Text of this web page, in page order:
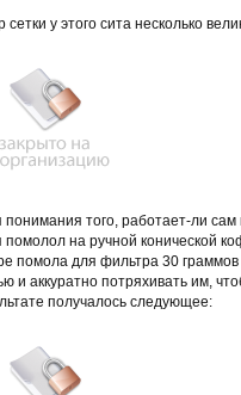
сетки у этого сита несколько
понимания того, работает-ли
помолол на ручной конической
помола для фильтра 30 граммов
и аккуратно потряхивать им,
получалось следующее: